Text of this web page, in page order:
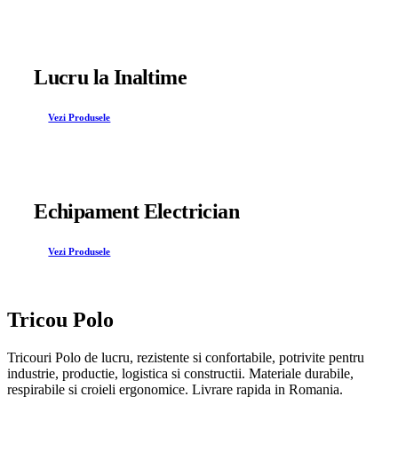
Lucru la Inaltime
Vezi Produsele
Echipament Electrician
Vezi Produsele
Tricou Polo
Tricouri Polo de lucru, rezistente si confortabile, potrivite pentru
industrie, productie, logistica si constructii. Materiale durabile,
respirabile si croieli ergonomice. Livrare rapida in Romania.